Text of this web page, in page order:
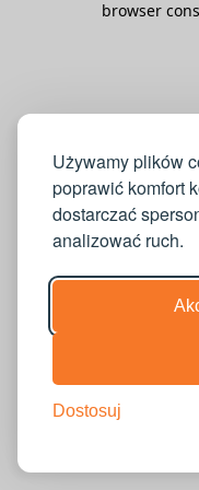
Używamy plików
poprawić komfort
dostarczać
analizować ruch.
Dostosuj
browser